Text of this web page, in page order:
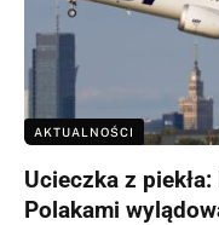
AKTUALNOŚCI
Ucieczka z
Polakami